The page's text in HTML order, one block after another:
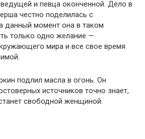
и певца оконченной. Дело в
честно поделилась с
данный момент она в таком
только одно желание —
мира и все свое время
подлил масла в огонь. Он
источников точно знает,
свободной женщиной.